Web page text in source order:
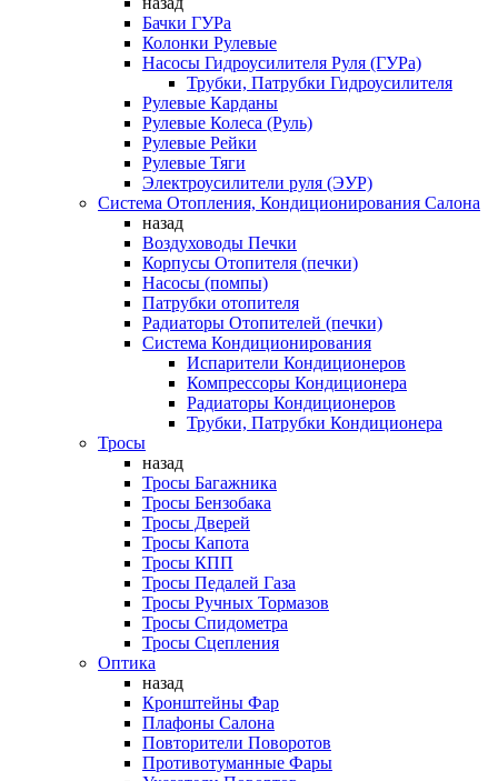
Бачки ГУРа
Колонки Рулевые
Насосы Гидроусилителя Руля (ГУРа)
Трубки, Патрубки Гидроусилителя
Рулевые Карданы
Рулевые Колеса (Руль)
Рулевые Рейки
Рулевые Тяги
Электроусилители руля (ЭУР)
Система Отопления, Кондиционирования Салона
назад
Воздуховоды Печки
Корпусы Отопителя (печки)
Насосы (помпы)
Патрубки отопителя
Радиаторы Отопителей (печки)
Система Кондиционирования
Испарители Кондиционеров
Компрессоры Кондиционера
Радиаторы Кондиционеров
Трубки, Патрубки Кондиционера
Тросы
назад
Тросы Багажника
Тросы Бензобака
Тросы Дверей
Тросы Капота
Тросы КПП
Тросы Педалей Газа
Тросы Ручных Тормазов
Тросы Спидометра
Тросы Сцепления
Оптика
назад
Кронштейны Фар
Плафоны Салона
Повторители Поворотов
Противотуманные Фары